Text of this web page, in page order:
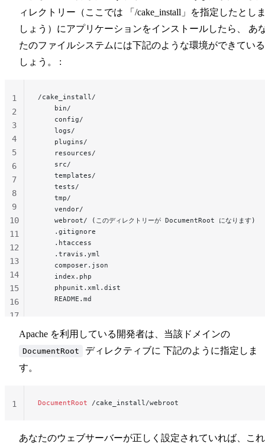
ィレクトリー（ここでは 「/cake_install」を指定したとし
しょう）にアプリケーションをインストールしたら、 あ
たのファイルシステムには下記のような環境ができてい
しょう。 :
/cake_install/
    bin/
    config/
    logs/
    plugins/
    resources/
    src/
    templates/
    tests/
    tmp/
    vendor/
    webroot/ (このディレクトリーが DocumentRoot になります)
    .gitignore
    .htaccess
    .travis.yml
    composer.json
    index.php
    phpunit.xml.dist
    README.md
1
2
3
4
5
6
7
8
9
10
11
12
13
14
15
16
17
Apache を利用している開発者は、当該ドメインの
DocumentRoot
ディレクティブに 下記のように指定しま
す。
DocumentRoot /cake_install/webroot
1
あなたのウェブサーバーが正しく設定されていれば、こ